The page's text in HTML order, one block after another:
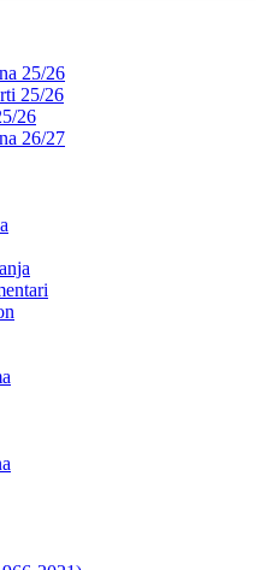
25/26
25/26
26
26/27